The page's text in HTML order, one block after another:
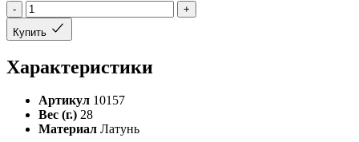
-
+
Купить
Характеристики
Артикул 10157
Вес (г.) 28
Материал Латунь